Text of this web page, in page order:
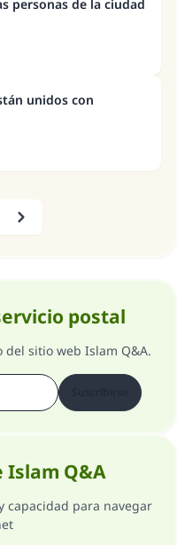
personas de la ciudad
unidos con
Next
postal
sitio web Islam Q&A.
Islam Q&A
capacidad para navegar